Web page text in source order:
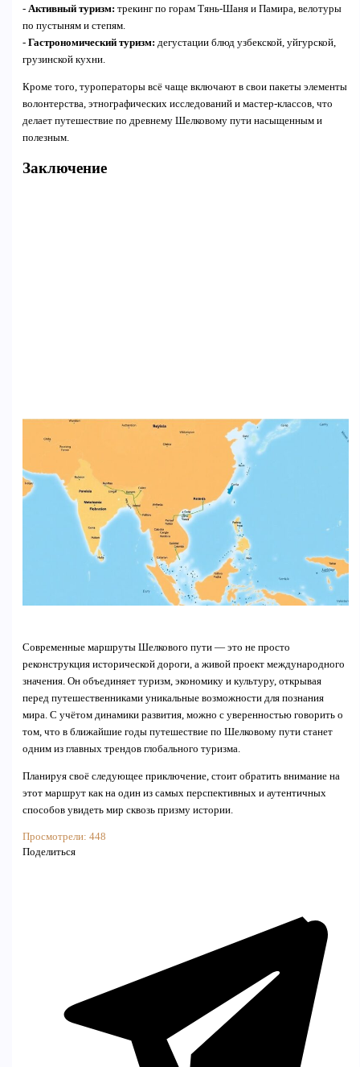
- Активный туризм: трекинг по горам Тянь-Шаня и Памира, велотуры
по пустыням и степям.
- Гастрономический туризм: дегустации блюд узбекской, уйгурской,
грузинской кухни.
Кроме того, туроператоры всё чаще включают в свои пакеты элементы
волонтерства, этнографических исследований и мастер-классов, что
делает путешествие по древнему Шелковому пути насыщенным и
полезным.
Заключение
Современные маршруты Шелкового пути — это не просто
реконструкция исторической дороги, а живой проект международного
значения. Он объединяет туризм, экономику и культуру, открывая
перед путешественниками уникальные возможности для познания
мира. С учётом динамики развития, можно с уверенностью говорить о
том, что в ближайшие годы путешествие по Шелковому пути станет
одним из главных трендов глобального туризма.
Планируя своё следующее приключение, стоит обратить внимание на
этот маршрут как на один из самых перспективных и аутентичных
способов увидеть мир сквозь призму истории.
Просмотрели: 448
Поделиться